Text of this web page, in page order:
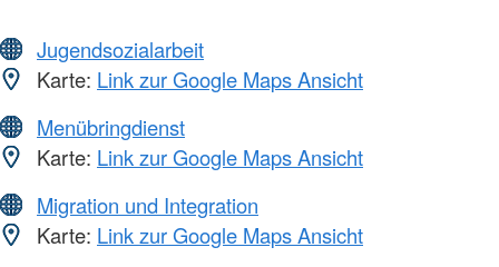
Jugendsozialarbeit
Karte: Link zur Google Maps Ansicht
Menübringdienst
Karte: Link zur Google Maps Ansicht
Migration und Integration
Karte: Link zur Google Maps Ansicht